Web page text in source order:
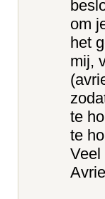
om
het
mij,
te
te
Veel